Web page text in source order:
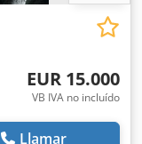
EUR 15.000
VB IVA no incluído
Llamar